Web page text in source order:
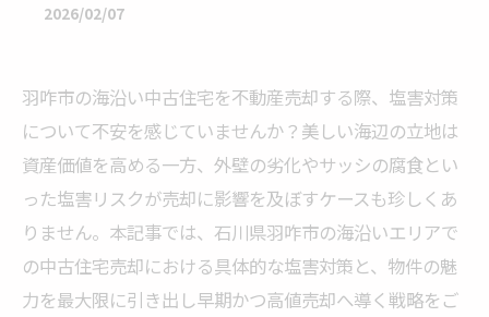
2026/02/07
羽咋市の海沿い中古住宅を不動産売却する際、塩害対策
について不安を感じていませんか？美しい海辺の立地は
資産価値を高める一方、外壁の劣化やサッシの腐食とい
った塩害リスクが売却に影響を及ぼすケースも珍しくあ
りません。本記事では、石川県羽咋市の海沿いエリアで
の中古住宅売却における具体的な塩害対策と、物件の魅
力を最大限に引き出し早期かつ高値売却へ導く戦略をご